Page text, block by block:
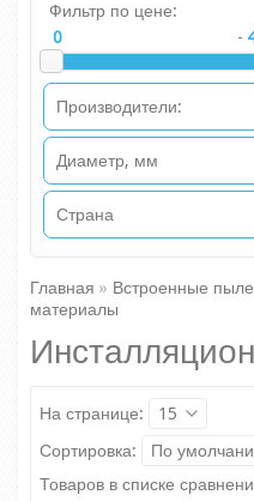
Фильтр по цене:
-
Производители:
Диаметр, мм
Страна
Главная » Встроенные
материалы
На странице:
15
Сортировка:
По
Товаров в списке